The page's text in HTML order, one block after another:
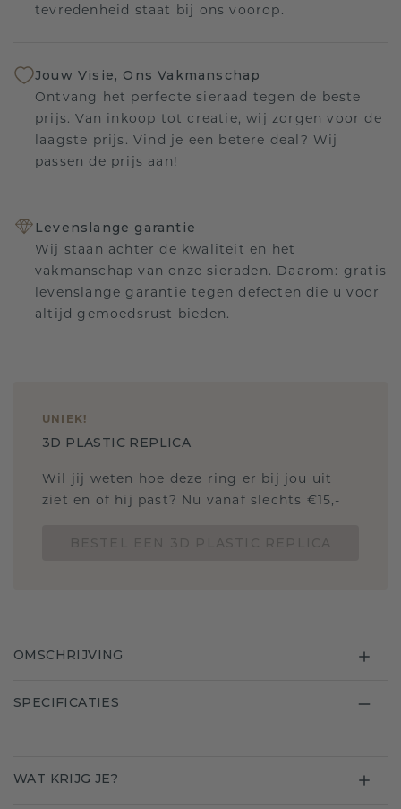
tevredenheid staat bij ons voorop.
Jouw Visie, Ons Vakmanschap
Ontvang het perfecte sieraad tegen de beste
prijs. Van inkoop tot creatie, wij zorgen voor de
laagste prijs. Vind je een betere deal? Wij
passen de prijs aan!
Levenslange garantie
Wij staan achter de kwaliteit en het
vakmanschap van onze sieraden. Daarom: gratis
levenslange garantie tegen defecten die u voor
altijd gemoedsrust bieden.
UNIEK!
3D PLASTIC REPLICA
Wil jij weten hoe deze ring er bij jou uit
ziet en of hij past? Nu vanaf slechts €15,-
OMSCHRIJVING
SPECIFICATIES
WAT KRIJG JE?